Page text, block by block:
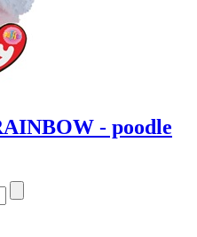
- poodle